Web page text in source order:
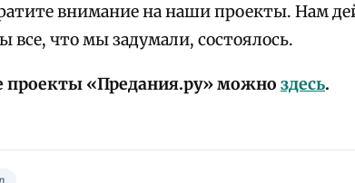
внимание на наши проекты. Нам
что мы задумали, состоялось.
проекты «Предания.ру» можно здесь.